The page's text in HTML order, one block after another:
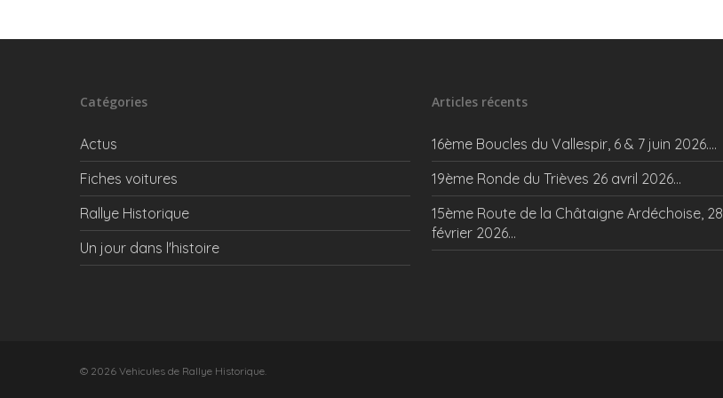
Catégories
Actus
Fiches voitures
Rallye Historique
Un jour dans l'histoire
Articles récents
16ème Boucles du Vallespir, 6 & 7 juin 2026….
19ème Ronde du Trièves 26 avril 2026…
15ème Route de la Châtaigne Ardéchoise, 28
février 2026…
© 2026 Vehicules de Rallye Historique.